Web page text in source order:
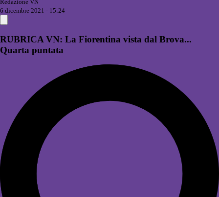
Redazione VN
6 dicembre 2021 - 15:24
RUBRICA VN: La Fiorentina vista dal Brova...
Quarta puntata